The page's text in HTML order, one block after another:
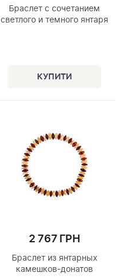
Браслет с сочетанием
светлого и темного янтаря
2 767 ГРН
Браслет из янтарных
камешков-донатов